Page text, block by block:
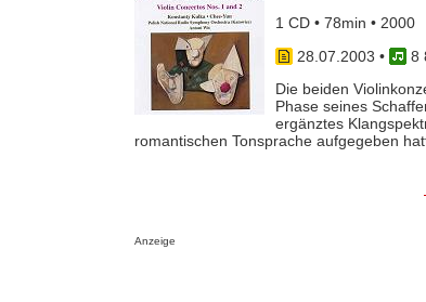
1 CD • 78min • 2000
28.07.2003 •
8
Die beiden
Phase seines
ergänztes
romantischen Tonsprache aufgegeben
Anzeige